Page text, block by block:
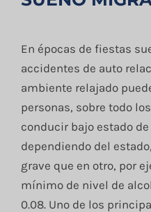
En épocas de fiestas
accidentes de auto
ambiente relajado
personas, sobre todo
conducir bajo estado
dependiendo del
grave que en otro, por
mínimo de nivel de
0.08. Uno de los